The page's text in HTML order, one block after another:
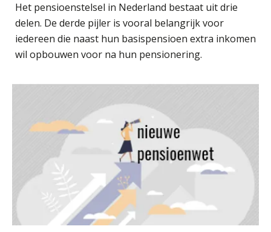
Het pensioenstelsel in Nederland bestaat uit drie
delen. De derde pijler is vooral belangrijk voor
iedereen die naast hun basispensioen extra inkomen
wil opbouwen voor na hun pensionering.
Albert Heeling